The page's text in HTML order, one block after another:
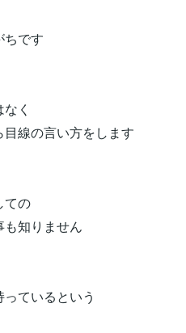
ちです
く
線の言い方をします
ての
知りません
ているという